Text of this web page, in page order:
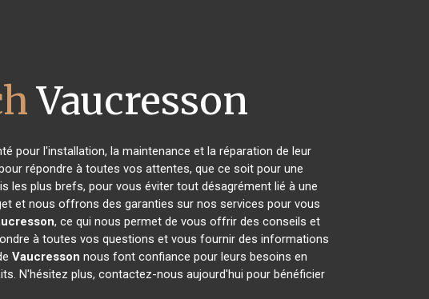
Vaucresson
pour l'installation, la maintenance et la réparation de leur
répondre à toutes vos attentes, que ce soit pour une
les plus brefs, pour vous éviter tout désagrément lié à une
et nous offrons des garanties sur nos services pour vous
, ce qui nous permet de vous offrir des conseils et
à toutes vos questions et vous fournir des informations
Vaucresson nous font confiance pour leurs besoins en
N'hésitez plus, contactez-nous aujourd'hui pour bénéficier